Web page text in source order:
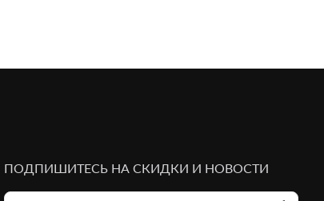
ПОДПИШИТЕСЬ НА СКИДКИ И НОВОСТИ